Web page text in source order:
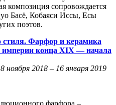
сопровождается
Басё, Кобаяси Иссы, Есы
поэтов.
стиля. Фарфор и керамика
империи конца XIX — начала
ноября 2018 – 16 января 2019
фарфора –